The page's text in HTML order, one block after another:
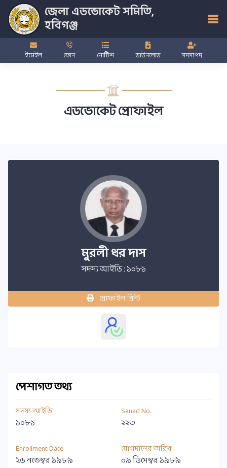
জেলা এডভোকেট সমিতি,
হবিগঞ্জ
ইমেইল ফোন নোটিশ ডাউনলোড সদস্যপদ
এডভোকেট প্রোফাইল
মুরলী ধর দাস
সদস্য আইডি : ১০৮১
প্রোফাইল প্রিন্ট
পেশাগত তথ্য
সদস্য আইডি
১০৮১
Sanad No.
২২৩
Enrollment Date
২৬ নভেম্বর ১৯৮৯
যোগদানের তারিখ
০৯ ডিসেম্বর ১৯৮৯